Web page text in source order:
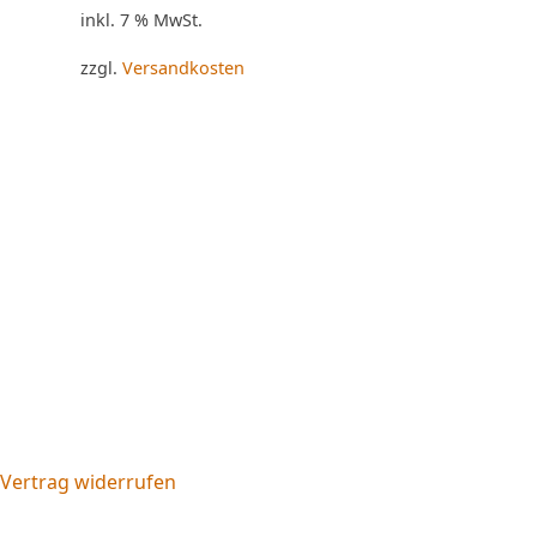
inkl. 7 % MwSt.
zzgl.Versandkosten
Vertrag widerrufen